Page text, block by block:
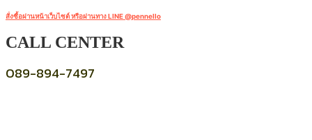
สั่งซื้อผ่านหน้าเว็บไซต์ หรือผ่านทาง LINE @pennello
CALL CENTER
089-894-7497